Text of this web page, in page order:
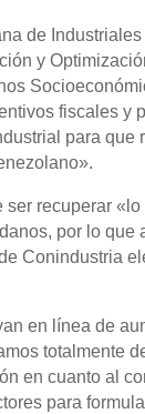
de
y
fiscales y
para que
recuperar
por lo que
Conindustria
en línea de
totalmente
en cuanto al
para